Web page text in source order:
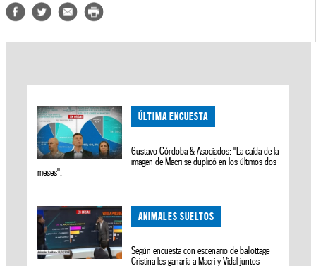
ÚLTIMA ENCUESTA
Gustavo Córdoba & Asociados: "La caída de la
imagen de Macri se duplicó en los últimos dos
meses".
ANIMALES SUELTOS
Según encuesta con escenario de ballottage
Cristina les ganaría a Macri y Vidal juntos